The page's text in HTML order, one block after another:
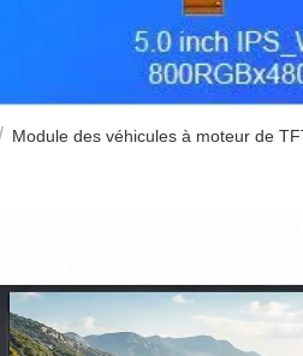
Module des véhicules à moteur de